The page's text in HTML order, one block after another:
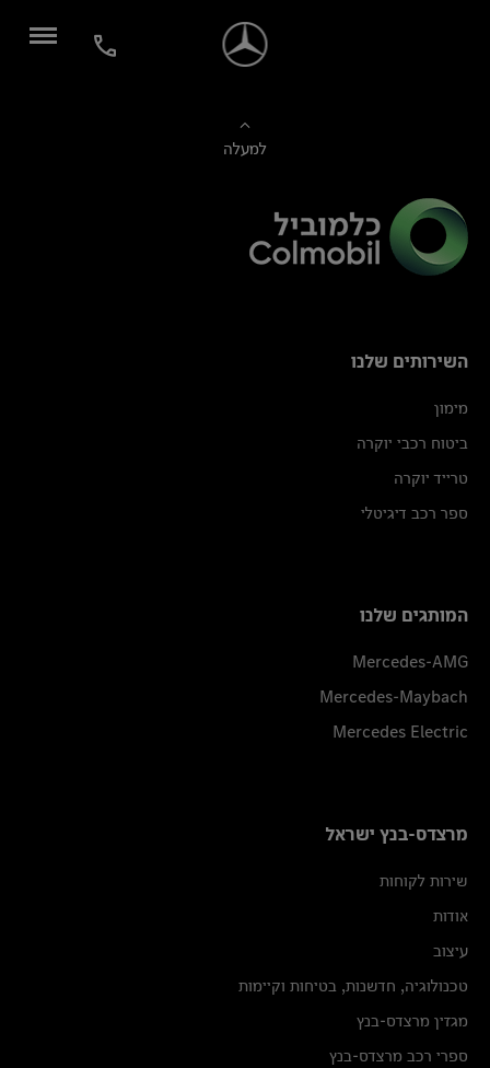
למעלה
השירותים שלנו
מימון
ביטוח רכבי יוקרה
טרייד יוקרה
ספר רכב דיגיטלי
המותגים שלנו
Mercedes-AMG
Mercedes-Maybach
Mercedes Electric
מרצדס-בנץ ישראל
שירות לקוחות
אודות
עיצוב
טכנולוגיה, חדשנות, בטיחות וקיימות
מגזין מרצדס-בנץ
ספרי רכב מרצדס-בנץ